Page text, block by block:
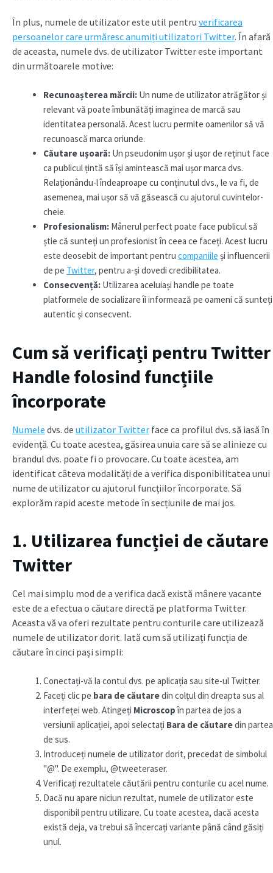
În plus, numele de utilizator este util pentru verificarea
persoanelor care urmăresc anumiți utilizatori Twitter. În afară
de aceasta, numele dvs. de utilizator Twitter este important
din următoarele motive:
Recunoașterea mărcii: Un nume de utilizator atrăgător și
relevant vă poate îmbunătăți imaginea de marcă sau
identitatea personală. Acest lucru permite oamenilor să vă
recunoască marca oriunde.
Căutare ușoară: Un pseudonim ușor și ușor de reținut face
ca publicul țintă să își amintească mai ușor marca dvs.
Relaționându-l îndeaproape cu conținutul dvs., le va fi, de
asemenea, mai ușor să vă găsească cu ajutorul cuvintelor-
cheie.
Profesionalism: Mânerul perfect poate face publicul să
știe că sunteți un profesionist în ceea ce faceți. Acest lucru
este deosebit de important pentru companiile și influencerii
de pe Twitter, pentru a-și dovedi credibilitatea.
Consecvență: Utilizarea aceluiași handle pe toate
platformele de socializare îi informează pe oameni că sunteți
autentic și consecvent.
Cum să verificați pentru Twitter
Handle folosind funcțiile
încorporate
Numele dvs. de utilizator Twitter face ca profilul dvs. să iasă în
evidență. Cu toate acestea, găsirea unuia care să se alinieze cu
brandul dvs. poate fi o provocare. Cu toate acestea, am
identificat câteva modalități de a verifica disponibilitatea unui
nume de utilizator cu ajutorul funcțiilor încorporate. Să
explorăm rapid aceste metode în secțiunile de mai jos.
1. Utilizarea funcției de căutare
Twitter
Cel mai simplu mod de a verifica dacă există mânere vacante
este de a efectua o căutare directă pe platforma Twitter.
Aceasta vă va oferi rezultate pentru conturile care utilizează
numele de utilizator dorit. Iată cum să utilizați funcția de
căutare în cinci pași simpli:
Conectați-vă la contul dvs. pe aplicația sau site-ul Twitter.
Faceți clic pe bara de căutaredin colțul din dreapta sus al
interfeței web. Atingeți Microscopîn partea de jos a
versiunii aplicației, apoi selectați Bara de căutaredin partea
de sus.
Introduceți numele de utilizator dorit, precedat de simbolul
"@". De exemplu, @tweeteraser.
Verificați rezultatele căutării pentru conturile cu acel nume.
Dacă nu apare niciun rezultat, numele de utilizator este
disponibil pentru utilizare. Cu toate acestea, dacă acesta
există deja, va trebui să încercați variante până când găsiți
unul.